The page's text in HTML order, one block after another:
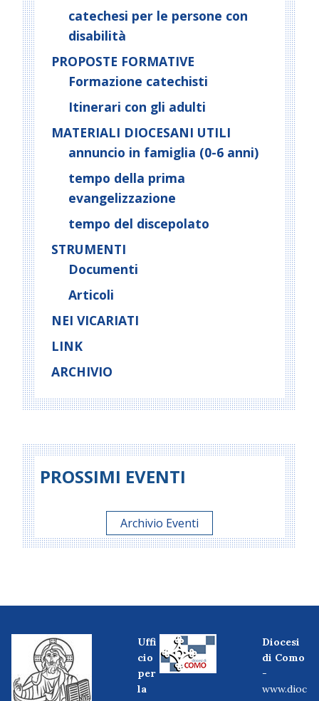
catechesi per le persone con
disabilità
PROPOSTE FORMATIVE
Formazione catechisti
Itinerari con gli adulti
MATERIALI DIOCESANI UTILI
annuncio in famiglia (0-6 anni)
tempo della prima
evangelizzazione
tempo del discepolato
STRUMENTI
Documenti
Articoli
NEI VICARIATI
LINK
ARCHIVIO
PROSSIMI EVENTI
Archivio Eventi
Uffi
cio
per
la
Diocesi
di Como
-
www.dioc